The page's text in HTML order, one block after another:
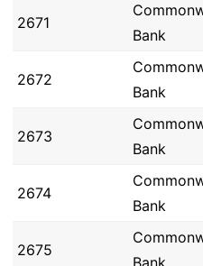
2671
Bank
2672
Bank
2673
Bank
2674
Bank
2675
Bank